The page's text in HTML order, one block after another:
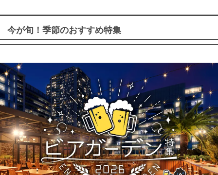
今が旬！季節のおすすめ特集